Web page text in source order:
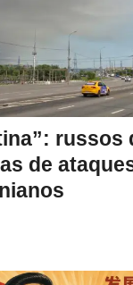
russos
de